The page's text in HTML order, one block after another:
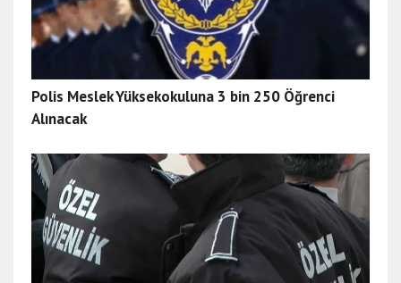
Polis Meslek Yüksekokuluna 3 bin 250 Öğrenci
Alınacak